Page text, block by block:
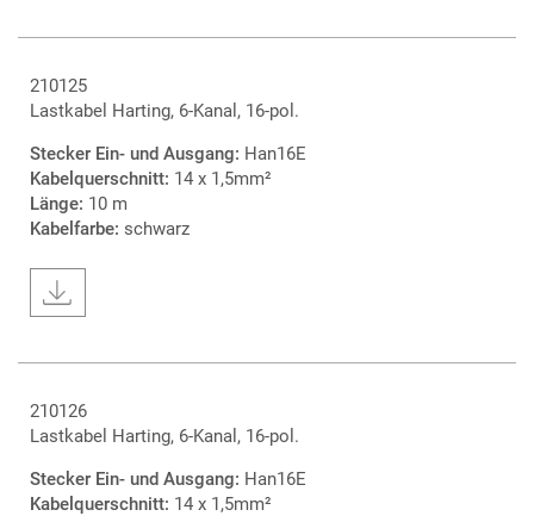
210125
Lastkabel Harting, 6-Kanal, 16-pol.
Stecker Ein- und Ausgang: Han16E
Kabelquerschnitt: 14 x 1,5mm²
Länge: 10 m
Kabelfarbe: schwarz
210126
Lastkabel Harting, 6-Kanal, 16-pol.
Stecker Ein- und Ausgang: Han16E
Kabelquerschnitt: 14 x 1,5mm²